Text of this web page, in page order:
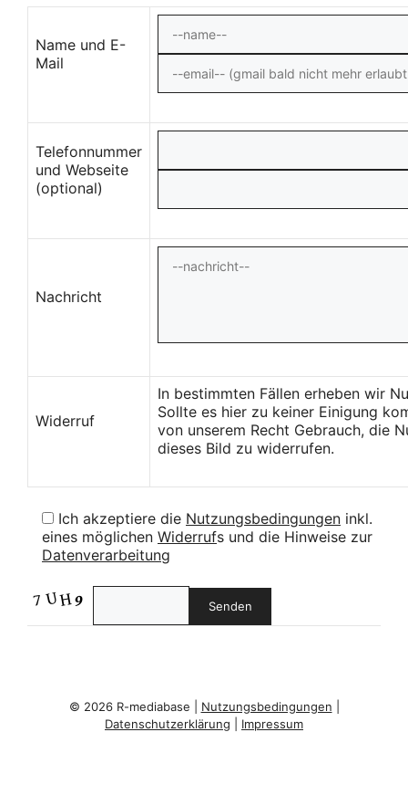
Name und E-
Mail
Telefonnummer
und Webseite
(optional)
Nachricht
Widerruf
In bestimmten Fällen erheben wir
Sollte es hier zu keiner Einigung
von unserem Recht Gebrauch, die
dieses Bild zu widerrufen.
Ich akzeptiere die Nutzungsbedingungen inkl.
eines möglichen Widerrufs und die Hinweise zur
Datenverarbeitung
© 2026 R-mediabase | Nutzungsbedingungen
Datenschutzerklärung
Impressum